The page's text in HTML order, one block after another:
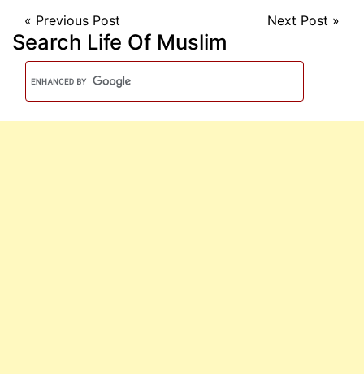
« Previous Post Next Post »
Search Life Of Muslim